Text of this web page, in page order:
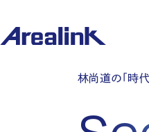
林尚道の「時